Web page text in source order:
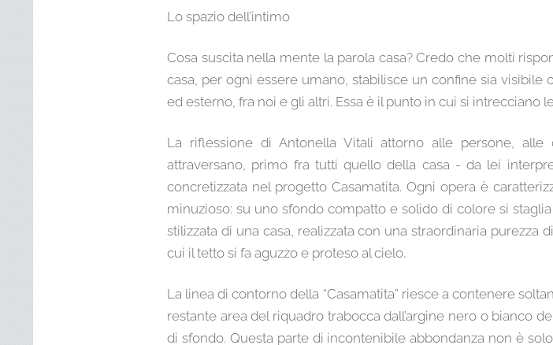
Lo spazio dell’intimo
Cosa suscita nella mente la parola casa? Credo che molti
casa, per ogni essere umano, stabilisce un confine sia
ed esterno, fra noi e gli altri. Essa è il punto in cui si
La riflessione di Antonella Vitali attorno alle persone,
attraversano, primo fra tutti quello della casa - da lei
concretizzata nel progetto Casamatita. Ogni opera è
minuzioso: su uno sfondo compatto e solido di colore si
stilizzata di una casa, realizzata con una straordinaria
cui il tetto si fa aguzzo e proteso al cielo.
La linea di contorno della “Casamatita” riesce a contenere
restante area del riquadro trabocca dall’argine nero o bianco
di sfondo. Questa parte di incontenibile abbondanza non è